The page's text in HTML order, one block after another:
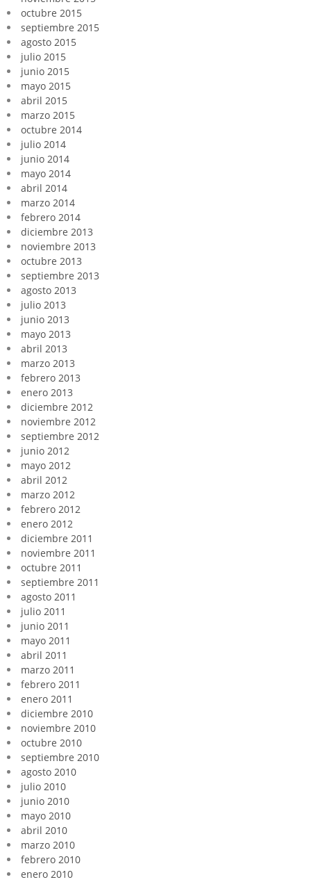
octubre 2015
septiembre 2015
agosto 2015
julio 2015
junio 2015
mayo 2015
abril 2015
marzo 2015
octubre 2014
julio 2014
junio 2014
mayo 2014
abril 2014
marzo 2014
febrero 2014
diciembre 2013
noviembre 2013
octubre 2013
septiembre 2013
agosto 2013
julio 2013
junio 2013
mayo 2013
abril 2013
marzo 2013
febrero 2013
enero 2013
diciembre 2012
noviembre 2012
septiembre 2012
junio 2012
mayo 2012
abril 2012
marzo 2012
febrero 2012
enero 2012
diciembre 2011
noviembre 2011
octubre 2011
septiembre 2011
agosto 2011
julio 2011
junio 2011
mayo 2011
abril 2011
marzo 2011
febrero 2011
enero 2011
diciembre 2010
noviembre 2010
octubre 2010
septiembre 2010
agosto 2010
julio 2010
junio 2010
mayo 2010
abril 2010
marzo 2010
febrero 2010
enero 2010